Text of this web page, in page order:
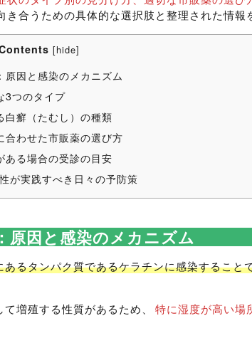
合うための具体的な選択肢と整理された情報
[hide]
因と感染のメカニズム
3つのタイプ
白癬（たむし）の種類
合わせた市販薬の選び方
ある場合の受診の目安
が実践すべき日々の予防策
原因と感染のメカニズム
るタンパク質であるケラチンに感染すること
増殖する性質があるため、
特に湿度が高い場